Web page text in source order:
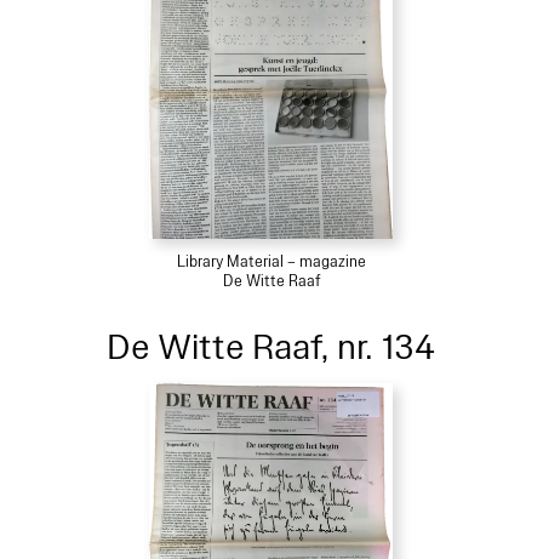
Library Material – magazine
De Witte Raaf
De Witte Raaf, nr. 134